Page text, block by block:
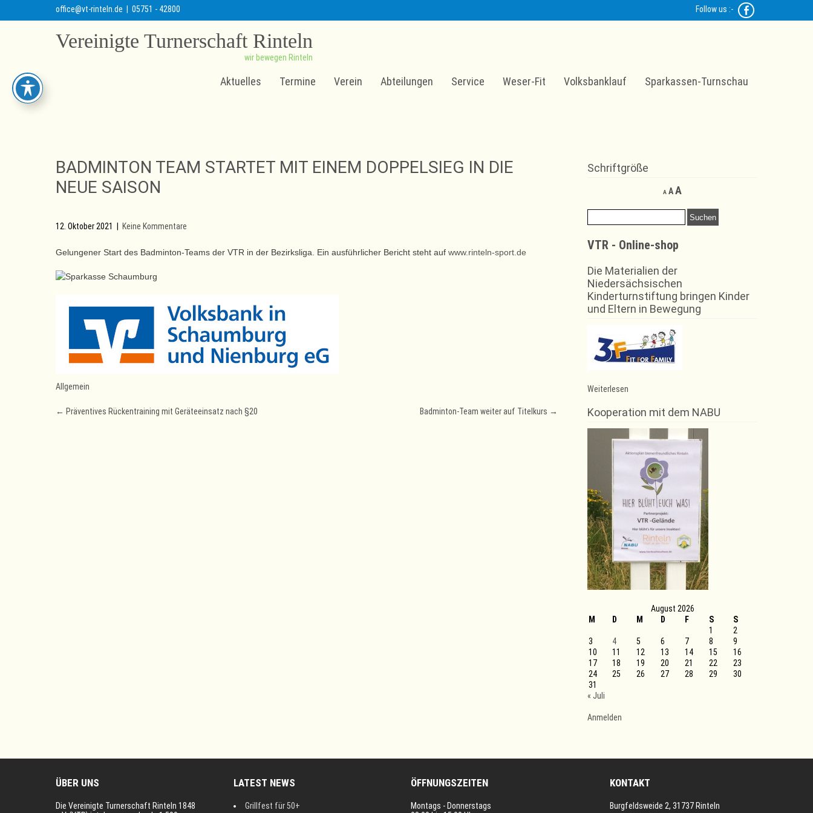
office@vt-rinteln.de | 05751 - 42800 Follow us :-
Vereinigte Turnerschaft Rinteln
wir bewegen Rinteln
Aktuelles Termine Verein Abteilungen Service Weser-Fit Volksbanklauf Sparkassen-Turnschau
BADMINTON TEAM STARTET MIT EINEM DOPPELSIEG IN DIE
NEUE SAISON
12. Oktober 2021 Keine Kommentare
Gelungener Start des Badminton-Teams der VTR in der Bezirksliga. Ein ausführlicher Bericht steht auf www.rinteln-sport.de
Allgemein
Post
← Präventives Rückentraining mit Geräteeinsatz nach §20 Badminton-Team weiter auf Titelkurs →
Schriftgröße
A
Decrease
font
A Reset
size.
A
size.
Suchen
nach:
VTR - Online-shop
Die Materialien der
Niedersächsischen
Kinderturnstiftung bringen Kinder
und Eltern in Bewegung
Weiterlesen
Team
startet
mit
einem
Doppelsieg
in
neue
Saison
Kooperation mit dem NABU
August 2026
M
D M D F S
S
1
2
3
4 5 6 7 8
9
10
11 12 13 14 15
16
17
18 19 20 21 22
23
24
25 26 27 28 29
30
31
« Juli
Anmelden
ÜBER UNS
Die Vereinigte Turnerschaft Rinteln 1848
LATEST NEWS
Grillfest für 50+
ÖFFNUNGSZEITEN
Montags - Donnerstags
KONTAKT
Burgfeldsweide 2, 31737 Rinteln